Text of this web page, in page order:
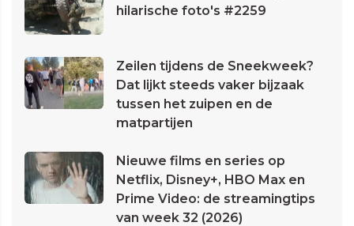
hilarische foto's #2259
Zeilen tijdens de Sneekweek?
Dat lijkt steeds vaker bijzaak
tussen het zuipen en de
matpartijen
Nieuwe films en series op
Netflix, Disney+, HBO Max en
Prime Video: de streamingtips
van week 32 (2026)